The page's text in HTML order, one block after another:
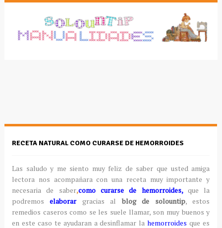
RECETA NATURAL COMO CURARSE DE HEMORROIDES
Las saludo y me siento muy feliz de saber que usted amiga
lectora nos acompañara con una receta muy importante y
necesaria de saber,como curarse de hemorroides, que la
podremoselaborargracias al blog de solountip, estos
remedios caseros como se les suele llamar, son muy buenos y
en este caso te ayudaran a desinflamar la hemorroides que es